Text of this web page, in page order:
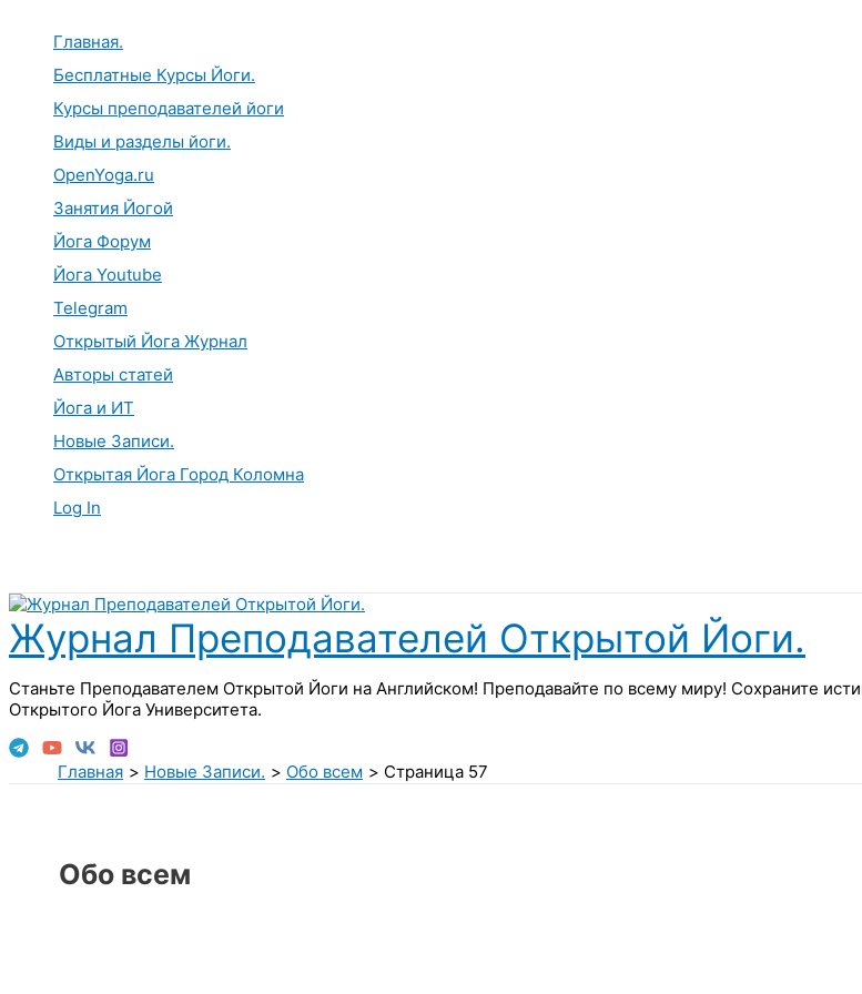
Главная.
Бесплатные Курсы Йоги.
Курсы преподавателей йоги
Виды и разделы йоги.
OpenYoga.ru
Занятия Йогой
Йога Форум
Йога Youtube
Telegram
Открытый Йога Журнал
Авторы статей
Йога и ИТ
Новые Записи.
Открытая Йога Город Коломна
Log In
Журнал Преподавателей Открытой Йоги.
Станьте Преподавателем Открытой Йоги на Английском! Преподавайте по всему миру! Сохраните
Открытого Йога Университета.
Главная Новые Записи. Обо всем Страница 57
Обо всем